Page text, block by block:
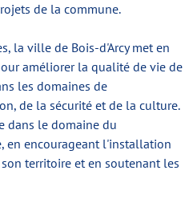
de la commune.
la ville de Bois-d'Arcy met en
améliorer la qualité de vie de
les domaines de
de la sécurité et de la culture.
dans le domaine du
en encourageant l'installation
territoire et en soutenant les